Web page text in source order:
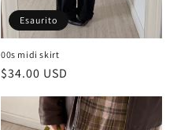
Esaurito
00s midi skirt
Prezzo
listino
$34.00 USD